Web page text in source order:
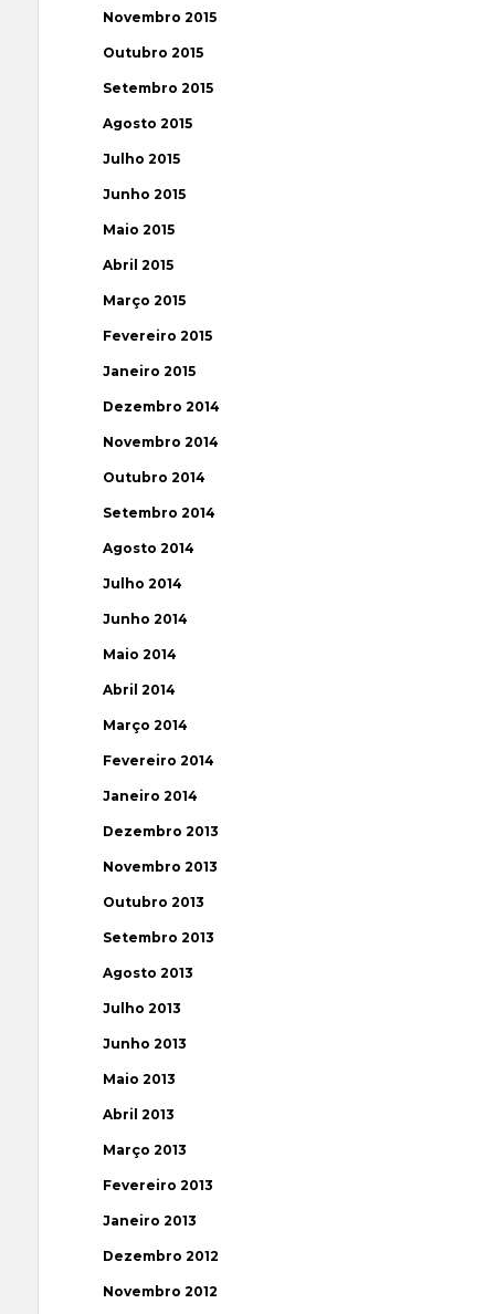
Novembro 2015
Outubro 2015
Setembro 2015
Agosto 2015
Julho 2015
Junho 2015
Maio 2015
Abril 2015
Março 2015
Fevereiro 2015
Janeiro 2015
Dezembro 2014
Novembro 2014
Outubro 2014
Setembro 2014
Agosto 2014
Julho 2014
Junho 2014
Maio 2014
Abril 2014
Março 2014
Fevereiro 2014
Janeiro 2014
Dezembro 2013
Novembro 2013
Outubro 2013
Setembro 2013
Agosto 2013
Julho 2013
Junho 2013
Maio 2013
Abril 2013
Março 2013
Fevereiro 2013
Janeiro 2013
Dezembro 2012
Novembro 2012